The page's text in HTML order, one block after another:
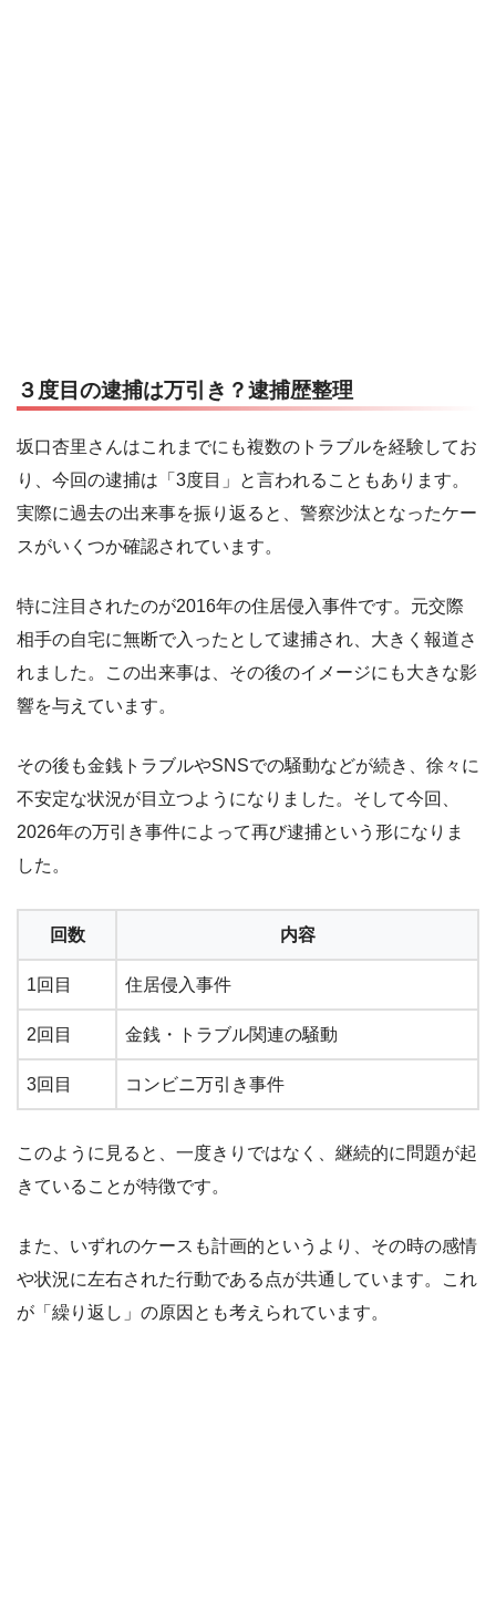
３度目の逮捕は万引き？逮捕歴整理
坂口杏里さんはこれまでにも複数のトラブルを経験してお
り、今回の逮捕は「3度目」と言われることもあります。
実際に過去の出来事を振り返ると、警察沙汰となったケー
スがいくつか確認されています。
特に注目されたのが2016年の住居侵入事件です。元交際
相手の自宅に無断で入ったとして逮捕され、大きく報道さ
れました。この出来事は、その後のイメージにも大きな影
響を与えています。
その後も金銭トラブルやSNSでの騒動などが続き、徐々に
不安定な状況が目立つようになりました。そして今回、
2026年の万引き事件によって再び逮捕という形になりま
した。
回数 内容
1回目 住居侵入事件
2回目 金銭・トラブル関連の騒動
3回目 コンビニ万引き事件
このように見ると、一度きりではなく、継続的に問題が起
きていることが特徴です。
また、いずれのケースも計画的というより、その時の感情
や状況に左右された行動である点が共通しています。これ
が「繰り返し」の原因とも考えられています。